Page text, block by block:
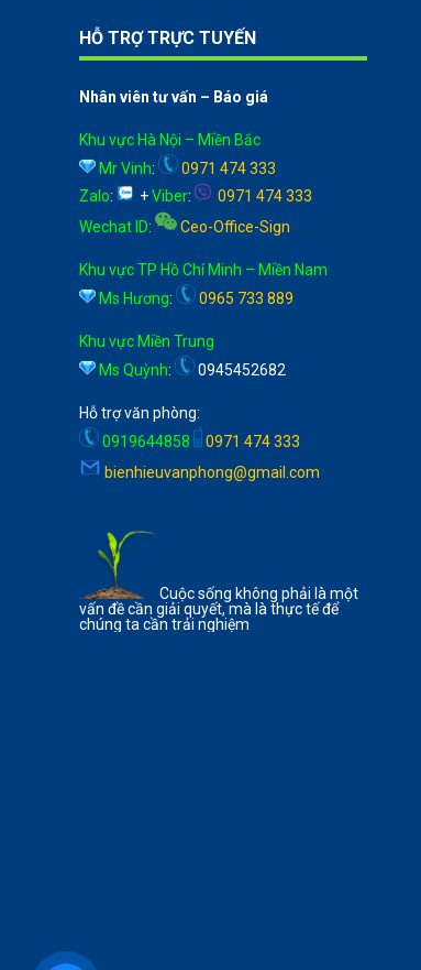
HỖ TRỢ TRỰC TUYẾN
Nhân viên tư vấn – Báo giá
Khu vực Hà Nội – Miền Bắc
Mr Vinh:
0971 474 333
Zalo: +Viber:
0971 474 333
Wechat ID: Ceo-Office-Sign
Khu vực TP Hồ Chí Minh – Miền Nam
Ms Hương: 0965 733 889
Khu vực Miền Trung
Ms Quỳnh: 0945452682
Hỗ trợ văn phòng:
0919644858
0971 474 333
bienhieuvanphong@gmail.com
Cuộc sống không phải là một
vấn đề cần giải quyết, mà là thực tế để
chúng ta cần trải nghiệm